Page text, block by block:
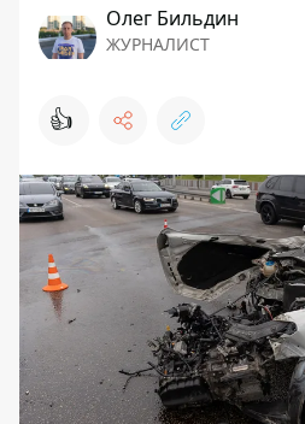
Олег Бильдин
ЖУРНАЛИСТ
👍